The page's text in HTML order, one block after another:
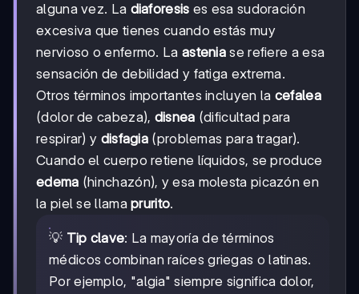
alguna vez. La diaforesis es esa sudoración
excesiva que tienes cuando estás muy
nervioso o enfermo. La astenia se refiere a esa
sensación de debilidad y fatiga extrema.
Otros términos importantes incluyen la cefalea
(dolor de cabeza), disnea (dificultad para
respirar) y disfagia (problemas para tragar).
Cuando el cuerpo retiene líquidos, se produce
edema (hinchazón), y esa molesta picazón en
la piel se llamaprurito.
💡 Tip clave: La mayoría de términos
médicos combinan raíces griegas o latinas.
Por ejemplo, "algia" siempre significa dolor,